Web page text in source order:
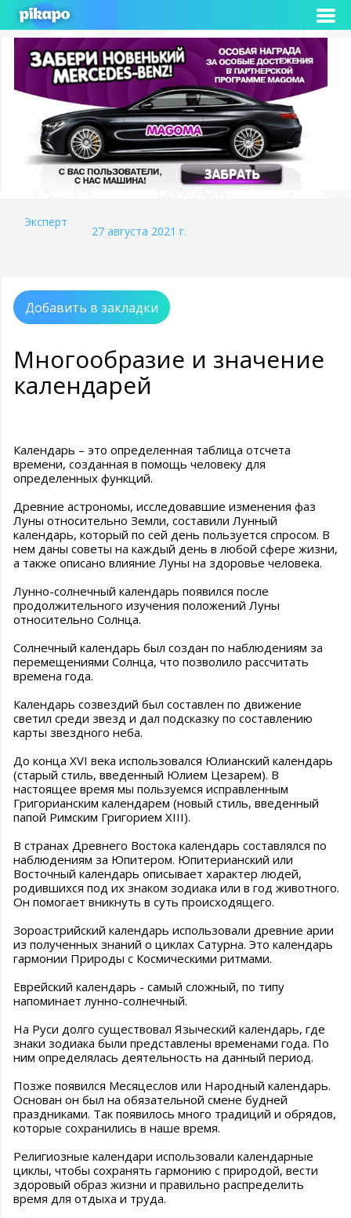
Эксперт
27 августа 2021 г.
Добавить в закладки
Многообразие и значение
календарей
Календарь – это определенная таблица отсчета
времени, созданная в помощь человеку для
определенных функций.
Древние астрономы, исследовавшие изменения фаз
Луны относительно Земли, составили Лунный
календарь, который по сей день пользуется спросом. В
нем даны советы на каждый день в любой сфере жизни,
а также описано влияние Луны на здоровье человека.
Лунно-солнечный календарь появился после
продолжительного изучения положений Луны
относительно Солнца.
Солнечный календарь был создан по наблюдениям за
перемещениями Солнца, что позволило рассчитать
времена года.
Календарь созвездий был составлен по движение
светил среди звезд и дал подсказку по составлению
карты звездного неба.
До конца ХVI века использовался Юлианский календарь
(старый стиль, введенный Юлием Цезарем). В
настоящее время мы пользуемся исправленным
Григорианским календарем (новый стиль, введенный
папой Римским Григорием ХIII).
В странах Древнего Востока календарь составлялся по
наблюдениям за Юпитером. Юпитерианский или
Восточный календарь описывает характер людей,
родившихся под их знаком зодиака или в год животного.
Он помогает вникнуть в суть происходящего.
Зороастрийский календарь использовали древние арии
из полученных знаний о циклах Сатурна. Это календарь
гармонии Природы с Космическими ритмами.
Еврейский календарь - самый сложный, по типу
напоминает лунно-солнечный.
На Руси долго существовал Языческий календарь, где
знаки зодиака были представлены временами года. По
ним определялась деятельность на данный период.
Позже появился Месяцеслов или Народный календарь.
Основан он был на обязательной смене будней
праздниками. Так появилось много традиций и обрядов,
которые сохранились в наше время.
Религиозные календари использовали календарные
циклы, чтобы сохранять гармонию с природой, вести
здоровый образ жизни и правильно распределить
время для отдыха и труда.